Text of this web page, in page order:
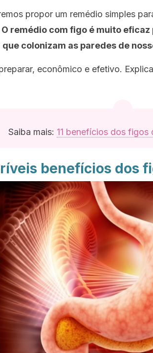
propor um remédio simples
O remédio com figo é muito
que colonizam as paredes de
econômico e efetivo.
Saiba mais: 11 benefícios dos
benefícios dos